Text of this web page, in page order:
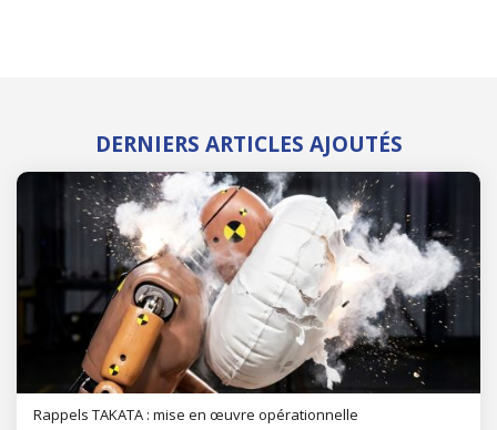
DERNIERS ARTICLES AJOUTÉS
Rappels TAKATA : mise en œuvre opérationnelle